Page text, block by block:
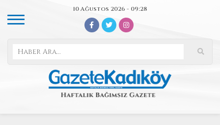
10 Ağustos 2026 - 09:28